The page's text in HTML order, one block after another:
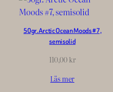
50gr. Arctic Ocean Moods #7,
semisolid
110,00kr
Läs mer